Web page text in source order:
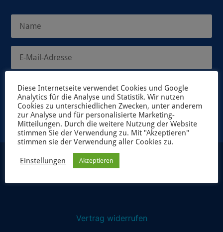
JETZT ANMELDEN
Vertrag widerrufen
Diese Internetseite verwendet Cookies und Google
Analytics für die Analyse und Statistik. Wir nutzen
Cookies zu unterschiedlichen Zwecken, unter anderem
zur Analyse und für personalisierte Marketing-
Mitteilungen. Durch die weitere Nutzung der Website
stimmen Sie der Verwendung zu. Mit "Akzeptieren"
stimmen sie der Verwendung aller Cookies zu.
Einstellungen Akzeptieren